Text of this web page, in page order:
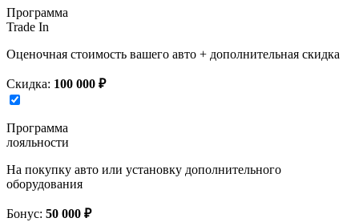
Программа
Trade In
Оценочная стоимость вашего авто + дополнительная скидка
Скидка: 100 000 ₽
Программа
лояльности
На покупку авто или установку дополнительного
оборудования
Бонус: 50 000 ₽